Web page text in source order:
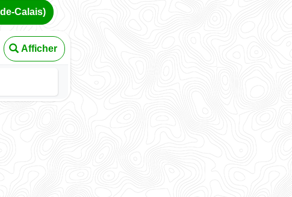
Calais)
Afficher